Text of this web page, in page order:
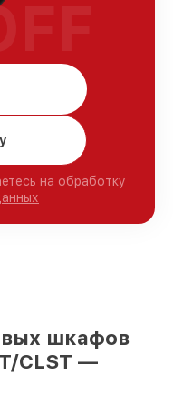
на обработку
шкафов
CLST —